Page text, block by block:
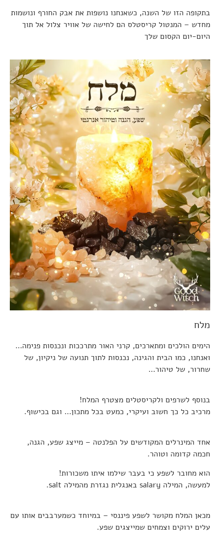
בתקופה הזו של השנה, כשאנחנו נושפות את אבק החורף ונושמות
מחדש – המנטול קריסטלס הם לחישה של אוויר צלול אל תוך
היום-יום הקסום שלך
מלח
הימים הולכים ומתארכים, קרני האור מתרככות ונכנסות פנימה…
ואנחנו, כמו הבית והגינה, נכנסות לתוך תנועה של ניקיון, של
שחרור, של טיהור…
בנוסף לשרפים ולקריסטלים מצטרף המלח!
מרכיב כל כך חשוב ועיקרי, כמעט בכל מתכון… וגם בכישוף.
אחד המינרלים המקודשים על הפלנטה – מייצג שפע, הגנה,
חכמה קדומה וטוהר.
הוא מחובר לשפע כי בעבר שילמו איתו משכורות!
למעשה, המילה salary באנגלית נגזרת מהמילה salt.
מכאן המלח מקושר לשפע פיננסי – במיוחד כשמערבבים אותו עם
עלים ירוקים וצמחים שמייצגים שפע.